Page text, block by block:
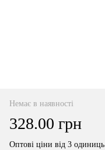
Немає в наявності
328.00 грн
Оптові ціни від 3 одиниць